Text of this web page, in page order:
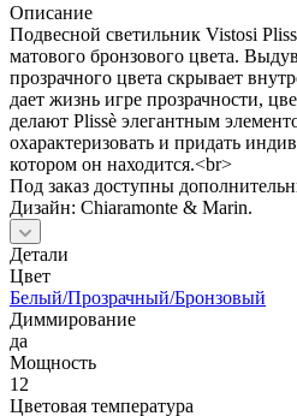
Описание
Подвесной светильник Vistosi
матового бронзового цвета.
прозрачного цвета скрывает
дает жизнь игре прозрачности,
делают Plissè элегантным
охарактеризовать и придать
котором он находится.<br>
Под заказ доступны
Дизайн: Chiaramonte & Marin.
Детали
Цвет
Белый/Прозрачный/Бронзовый
Диммирование
да
Мощность
12
Цветовая температура